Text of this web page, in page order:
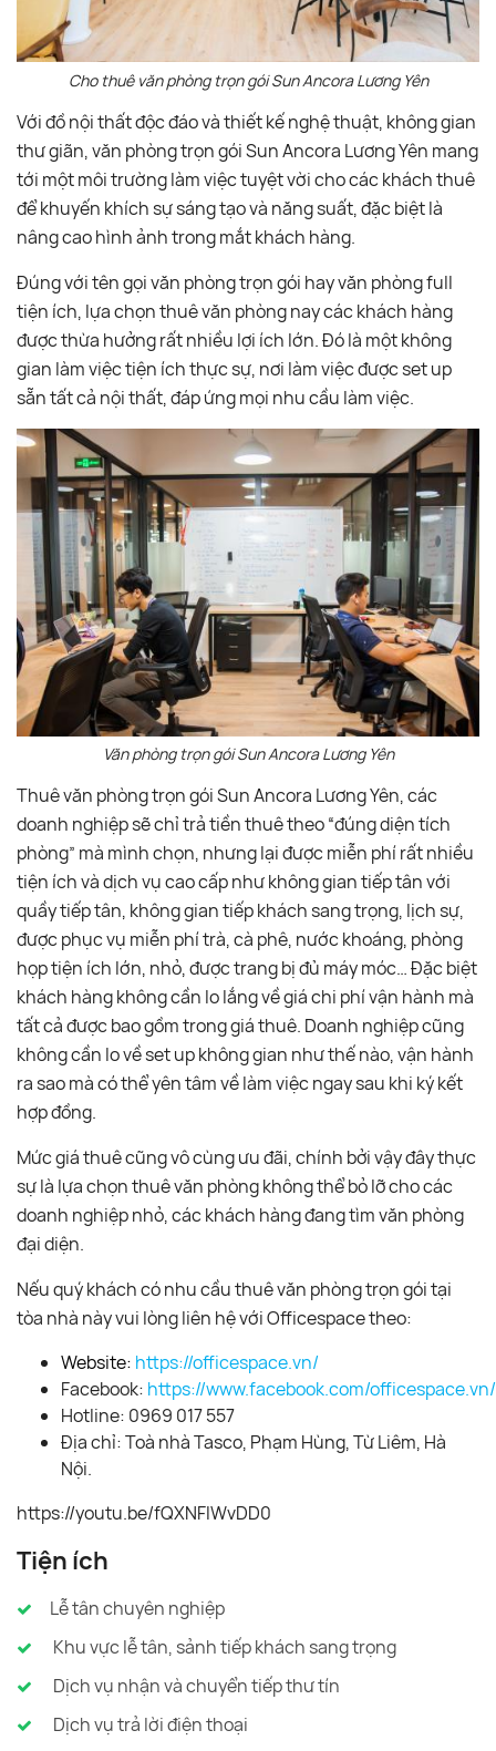
Cho thuê văn phòng trọn gói Sun Ancora Lương Yên
Với đồ nội thất độc đáo và thiết kế nghệ thuật, không gian
thư giãn, văn phòng trọn gói Sun Ancora Lương Yên mang
tới một môi trường làm việc tuyệt vời cho các khách thuê
để khuyến khích sự sáng tạo và năng suất, đặc biệt là
nâng cao hình ảnh trong mắt khách hàng.
Đúng với tên gọi văn phòng trọn gói hay văn phòng full
tiện ích, lựa chọn thuê văn phòng nay các khách hàng
được thừa hưởng rất nhiều lợi ích lớn. Đó là một không
gian làm việc tiện ích thực sự, nơi làm việc được set up
sẵn tất cả nội thất, đáp ứng mọi nhu cầu làm việc.
Văn phòng trọn gói Sun Ancora Lương Yên
Thuê văn phòng trọn gói Sun Ancora Lương Yên, các
doanh nghiệp sẽ chỉ trả tiền thuê theo “đúng diện tích
phòng” mà mình chọn, nhưng lại được miễn phí rất nhiều
tiện ích và dịch vụ cao cấp như không gian tiếp tân với
quầy tiếp tân, không gian tiếp khách sang trọng, lịch sự,
được phục vụ miễn phí trà, cà phê, nước khoáng, phòng
họp tiện ích lớn, nhỏ, được trang bị đủ máy móc… Đặc biệt
khách hàng không cần lo lắng về giá chi phí vận hành mà
tất cả được bao gồm trong giá thuê. Doanh nghiệp cũng
không cần lo về set up không gian như thế nào, vận hành
ra sao mà có thể yên tâm về làm việc ngay sau khi ký kết
hợp đồng.
Mức giá thuê cũng vô cùng ưu đãi, chính bởi vậy đây thực
sự là lựa chọn thuê văn phòng không thể bỏ lỡ cho các
doanh nghiệp nhỏ, các khách hàng đang tìm văn phòng
đại diện.
Nếu quý khách có nhu cầu thuê văn phòng trọn gói tại
tòa nhà này vui lòng liên hệ với Officespace theo:
Website: https://officespace.vn/
Facebook: https://www.facebook.com/officespace.vn/
Hotline: 0969 017 557
Địa chỉ: Toà nhà Tasco, Phạm Hùng, Từ Liêm, Hà
Nội.
https://youtu.be/fQXNFlWvDD0
Tiện ích
Lễ tân chuyên nghiệp
Khu vực lễ tân, sảnh tiếp khách sang trọng
Dịch vụ nhận và chuyển tiếp thư tín
Dịch vụ trả lời điện thoại